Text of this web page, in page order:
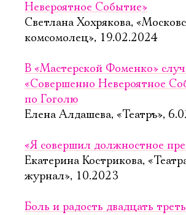
Невероятное Событие»
Светлана Хохрякова,
комсомолец», 19.02.2024
В «Мастерской Фоменко»
«Совершенно Невероятное
по Гоголю
Елена Алдашева, «Театръ»,
«Я совершил должностное
Екатерина Кострикова,
журнал», 10.2023
Боль и радость двадцать